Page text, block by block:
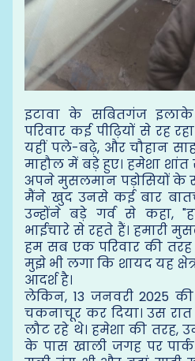
इटावा के सबितगंज
परिवार कई पीढ़ियों से रह
यहीं पले-बढ़े, और चौहान
माहौल में बड़े हुए। हमेशा
अपने मुसलमान पड़ोसियों के
मैंने खुद उनसे कई बार
उन्होंने बड़े गर्व से कहा,
भाईचारे से रहते हैं। हमारी
हम सब एक परिवार की
मुझे भी लगा कि शायद यह क्षेत्र
आदर्श है।
लेकिन, 13 जनवरी 2025
चकनाचूर कर दिया। उस
लौट रहे थे। हमेशा की तरह,
के पास खाली जगह पर